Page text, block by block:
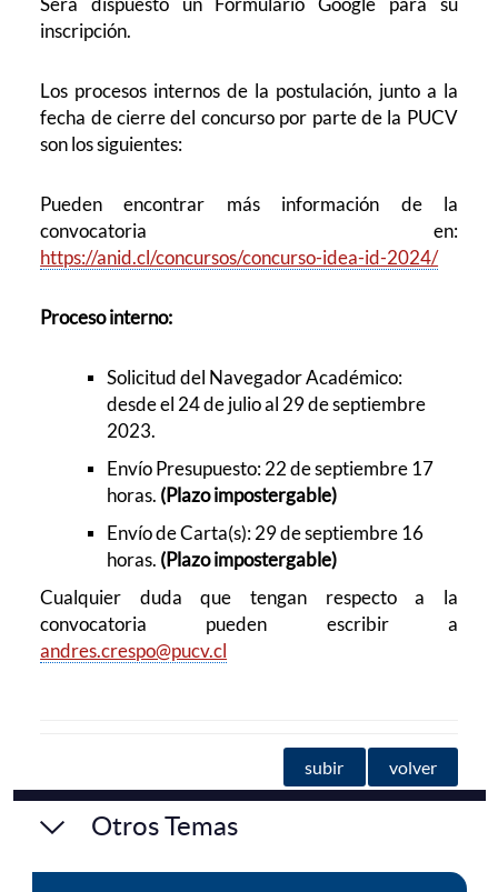
inscripción.
Los procesos internos de la postulación, junto a la
fecha de cierre del concurso por parte de la PUCV
son los siguientes:
Pueden encontrar más información de la
convocatoria en:
https://anid.cl/concursos/concurso-idea-id-2024/
Proceso interno:
Solicitud del Navegador Académico:
desde el 24 de julio al 29 de septiembre
2023.
Envío Presupuesto: 22 de septiembre 17
horas. (Plazo impostergable)
Envío de Carta(s): 29 de septiembre 16
horas. (Plazo impostergable)
Cualquier duda que tengan respecto a la
convocatoria pueden escribir a
andres.crespo@pucv.cl
subir volver
Otros Temas